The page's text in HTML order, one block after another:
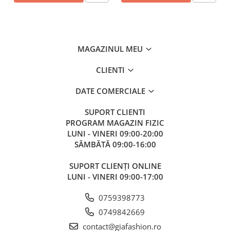
MAGAZINUL MEU
CLIENTI
DATE COMERCIALE
SUPORT CLIENTI
PROGRAM MAGAZIN FIZIC
LUNI - VINERI 09:00-20:00
SÂMBĂTĂ 09:00-16:00
SUPORT CLIENȚI ONLINE
LUNI - VINERI 09:00-17:00
0759398773
0749842669
contact@giafashion.ro